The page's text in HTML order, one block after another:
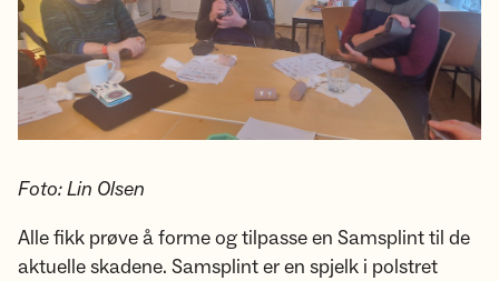
Foto: Lin Olsen
Alle fikk prøve å forme og tilpasse en Samsplint til de
aktuelle skadene. Samsplint er en spjelk i polstret